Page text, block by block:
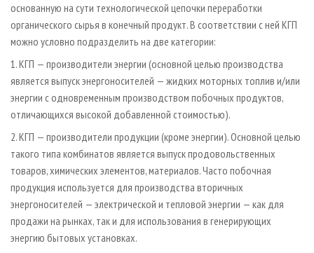
основанную на сути технологической цепочки переработки
органического сырья в конечный продукт. В соответствии с ней КГП
можно условно подразделить на две категории:
1. КГП — производители энергии (основной целью производства
является выпуск энергоносителей — жидких моторных топлив и/или
энергии с одновременным производством побочных продуктов,
отличающихся высокой добавленной стоимостью).
2. КГП — производители продукции (кроме энергии). Основной целью
такого типа комбинатов является выпуск продовольственных
товаров, химических элементов, материалов. Часто побочная
продукция используется для производства вторичных
энергоносителей — электрической и тепловой энергии — как для
продажи на рынках, так и для использования в генерирующих
энергию бытовых установках.